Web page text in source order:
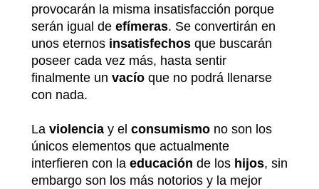
provocarán la misma insatisfacción porque
serán igual de efímeras. Se convertirán en
unos eternos insatisfechos que buscarán
poseer cada vez más, hasta sentir
finalmente un vacío que no podrá llenarse
con nada.
La violencia y el consumismo no son los
únicos elementos que actualmente
interfieren con la educación de los hijos, sin
embargo son los más notorios y la mejor